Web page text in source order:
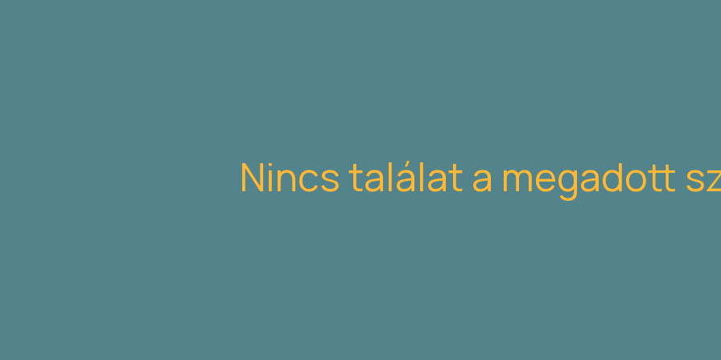
Nincs találat a megadott